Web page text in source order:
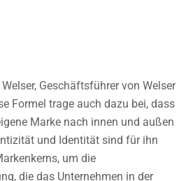
Geschäftsführer von Welser
Formel trage auch dazu bei, dass
Marke nach innen und außen
und Identität sind für ihn
um die
die das Unternehmen in der